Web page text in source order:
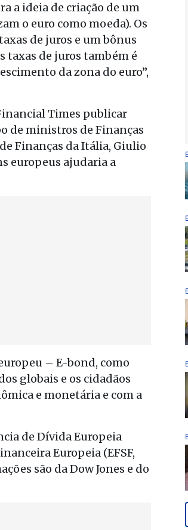
a ideia de criação de um
o euro como moeda). Os
de juros e um bônus
taxas de juros também é
da zona do euro”,
Times publicar
de ministros de Finanças
Finanças da Itália, Giulio
europeus ajudaria a
– E-bond, como
globais e os cidadãos
e monetária e com a
de Dívida Europeia
Europeia (EFSF,
são da Dow Jones e do